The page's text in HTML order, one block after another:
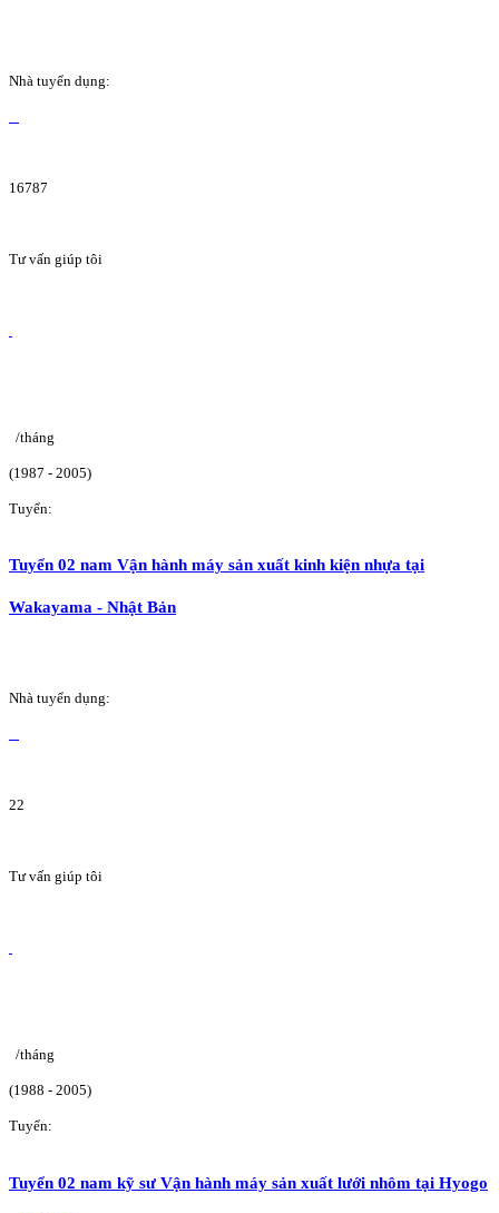
Nhà tuyển dụng:
16787
Tư vấn giúp tôi
/tháng
(1987 - 2005)
Tuyển:
Tuyển 02 nam Vận hành máy sản xuất kinh kiện nhựa tại
Wakayama - Nhật Bản
Nhà tuyển dụng:
22
Tư vấn giúp tôi
/tháng
(1988 - 2005)
Tuyển:
Tuyển 02 nam kỹ sư Vận hành máy sản xuất lưới nhôm tại Hyogo